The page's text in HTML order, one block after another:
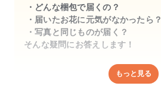
どんな梱包で届くの？
届いたお花に元気がなかったら？
写真と同じものが届く？
そんな疑問にお答えします！
どんな梱包で届くの？
もっと見る